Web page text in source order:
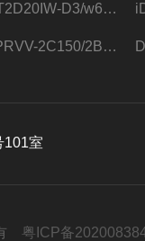
DS-2PT2D20IW-D3/w64路高清硬盘录像机
DS-1LPRVV-2C150/2B监控室外夜视高清电源线护套线200米/卷
101室
粤ICP备